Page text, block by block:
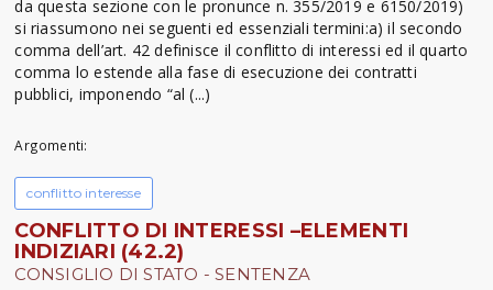
da questa sezione con le pronunce n. 355/2019 e 6150/2019)
si riassumono nei seguenti ed essenziali termini:a) il secondo
comma dell’art. 42 definisce il conflitto di interessi ed il quarto
comma lo estende alla fase di esecuzione dei contratti
pubblici, imponendo “al (...)
Argomenti:
conflitto interesse
CONFLITTO DI INTERESSI –ELEMENTI
INDIZIARI (42.2)
CONSIGLIO DI STATO - SENTENZA